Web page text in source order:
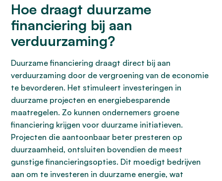
Hoe draagt duurzame
financiering bij aan
verduurzaming?
Duurzame financiering draagt direct bij aan
verduurzaming door de vergroening van de economie
te bevorderen. Het stimuleert investeringen in
duurzame projecten en energiebesparende
maatregelen. Zo kunnen ondernemers groene
financiering krijgen voor duurzame initiatieven.
Projecten die aantoonbaar beter presteren op
duurzaamheid, ontsluiten bovendien de meest
gunstige financieringsopties. Dit moedigt bedrijven
aan om te investeren in duurzame energie, wat